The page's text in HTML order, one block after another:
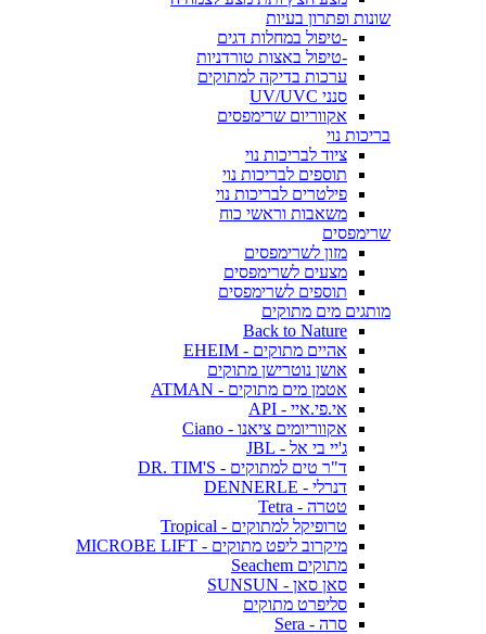
שונות ופתרון בעיות
-טיפול במחלות דגים
-טיפול באצות טורדניות
ערכות בדיקה למתוקים
סנני UV/UVC
אקווריום שרימפסים
בריכות נוי
ציוד לבריכות נוי
תוספים לבריכות נוי
פילטרים לבריכות נוי
משאבות וראשי כוח
שרימפסים
מזון לשרימפסים
מצעים לשרימפסים
תוספים לשרימפסים
מותגים מים מתוקים
Back to Nature
אהיים מתוקים - EHEIM
אושן נוטרישן מתוקים
אטמן מים מתוקים - ATMAN
אי.פי.איי - API
אקווריומים ציאנו - Ciano
ג'יי בי אל - JBL
ד"ר טים למתוקים - DR. TIM'S
דנרלי - DENNERLE
טטרה - Tetra
טרופיקל למתוקים - Tropical
מיקרוב ליפט מתוקים - MICROBE LIFT
מתוקים Seachem
סאן סאן - SUNSUN
סליפרט מתוקים
סרה - Sera